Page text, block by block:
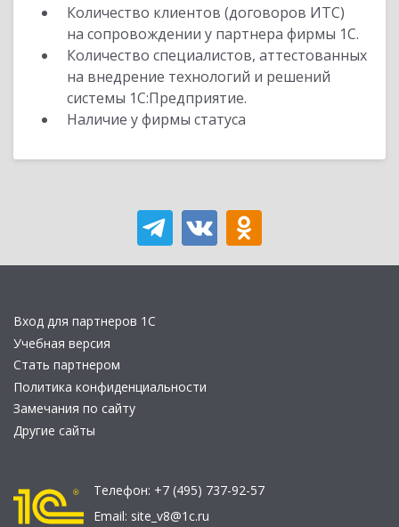
Количество клиентов (договоров ИТС)
на сопровождении у партнера фирмы 1С.
Количество специалистов, аттестованных
на внедрение технологий и решений
системы 1С:Предприятие.
Наличие у фирмы статуса
Вход для партнеров 1С
Учебная версия
Стать партнером
Политика конфиденциальности
Замечания по сайту
Другие сайты
Телефон: +7 (495) 737-92-57
Email: site_v8@1c.ru